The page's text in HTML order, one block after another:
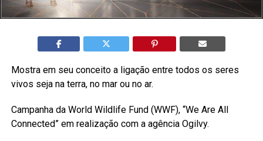
Mostra em seu conceito a ligação entre todos os seres
vivos seja na terra, no mar ou no ar.
Campanha da World Wildlife Fund (WWF), “We Are All
Connected” em realização com a agência Ogilvy.